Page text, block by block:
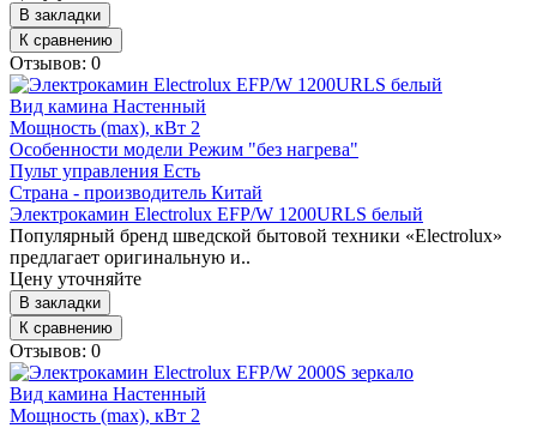
В закладки
К сравнению
Отзывов: 0
Вид камина Настенный
Мощность (max), кВт 2
Особенности модели Режим "без нагрева"
Пульт управления Есть
Страна - производитель Китай
Электрокамин Electrolux EFP/W 1200URLS белый
Популярный бренд шведской бытовой техники «Electrolux»
предлагает оригинальную и..
Цену уточняйте
В закладки
К сравнению
Отзывов: 0
Вид камина Настенный
Мощность (max), кВт 2